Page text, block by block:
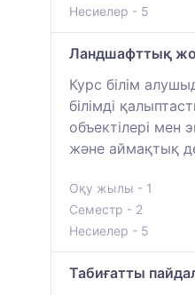
Несиелер - 5
Ландшафттық
Курс білім
білімді
объектілері мен
және аймақтық
Оқу жылы - 1
Семестр - 2
Несиелер - 5
Табиғатты